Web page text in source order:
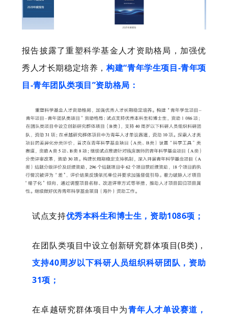
报告披露了重塑科学基金人才资助格局，加强优
秀人才长期稳定培养，构建“青年学生项目-青年项
目-青年团队类项目”资助格局：
试点支持优秀本科生和博士生，资助1086项；
在团队类项目中设立创新研究群体项目(B类)，
支持40周岁以下科研人员组织科研团队，资助
31项；
在卓越研究群体项目中为青年人才单设赛道，